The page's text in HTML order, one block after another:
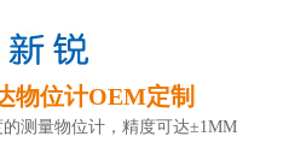
物位计OEM定制
的测量物位计，精度可达±1MM